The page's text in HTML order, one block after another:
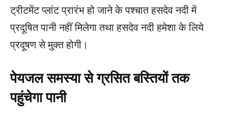
ट्रीटमेंट प्लांट प्रारंभ हो जाने के पश्चात हसदेव नदी में
प्रदूषित पानी नहीं मिलेगा तथा हसदेव नदी हमेशा के लिये
प्रदूषण से मुक्त होगी।
पेयजल समस्या से ग्रसित बस्तियों तक
पहुंचेगा पानी